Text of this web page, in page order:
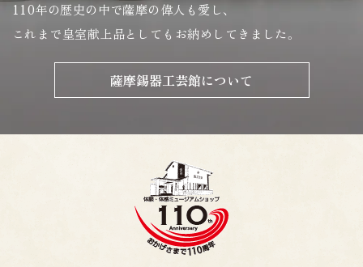
110年の歴史の中で薩摩の偉人も愛し、
これまで皇室献上品としてもお納めしてきました。
薩摩錫器工芸館について